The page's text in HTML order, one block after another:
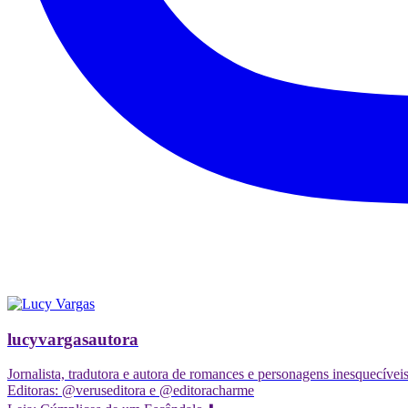
lucyvargasautora
Jornalista, tradutora e autora de romances e personagens inesquecíveis
Editoras: @veruseditora e @editoracharme